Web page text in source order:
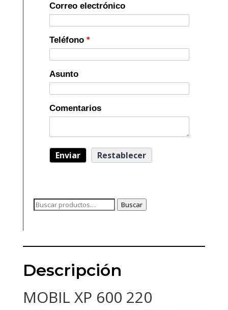
Correo electrónico
Teléfono *
Asunto
Comentarios
Buscar
Buscar
Descripción
MOBIL XP 600 220